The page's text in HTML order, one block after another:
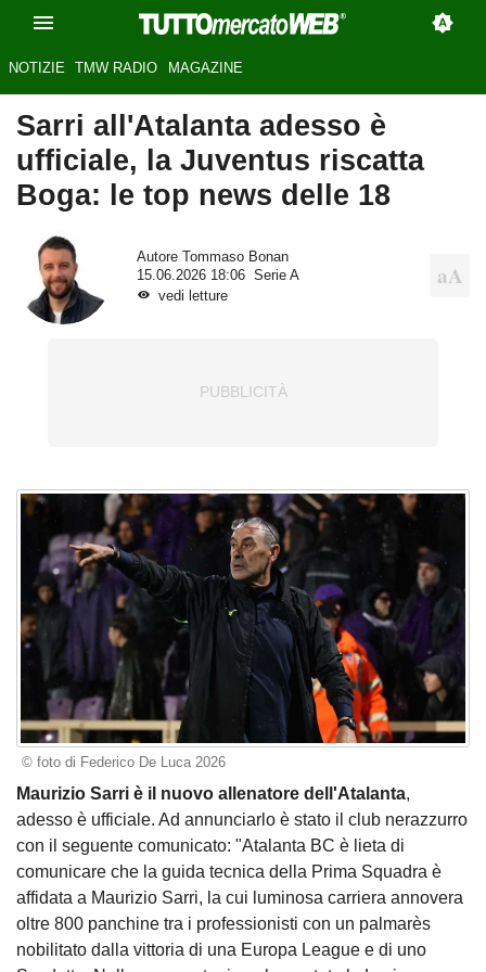
NOTIZIE TMW RADIO MAGAZINE
Sarri all'Atalanta adesso è
ufficiale, la Juventus riscatta
Boga: le top news delle 18
Autore
Tommaso Bonan
15.06.2026 18:06
Serie A
vedi letture
© foto di Federico De Luca 2026
Maurizio Sarri è il nuovo allenatore dell'Atalanta,
adesso è ufficiale. Ad annunciarlo è stato il club nerazzurro
con il seguente comunicato: "Atalanta BC è lieta di
comunicare che la guida tecnica della Prima Squadra è
affidata a Maurizio Sarri, la cui luminosa carriera annovera
oltre 800 panchine tra i professionisti con un palmarès
nobilitato dalla vittoria di una Europa League e di uno